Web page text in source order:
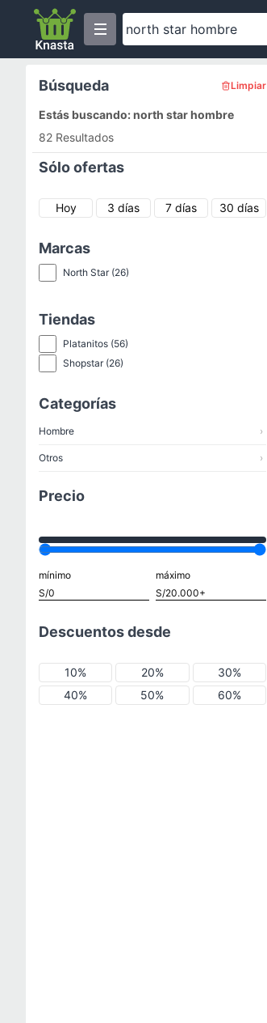
Búsqueda Limpiar
Estás buscando: north star hombre
82 Resultados
Sólo ofertas
Hoy 3 días 7 días 30 días
Marcas
North Star(26)
Tiendas
Platanitos (56)
Shopstar(26)
Categorías
Hombre ›
Otros ›
Precio
mínimo máximo
Descuentos desde
10% 20%
30%
40%
50% 60%